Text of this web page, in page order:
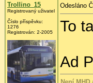
Trollino_15
Registrovaný uživatel
Číslo příspěvku:
1276
Registrován: 2-2005
Odesláno
To
Ad